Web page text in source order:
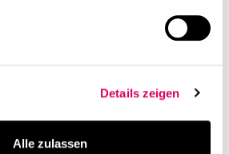
Details zeigen
Alle zulassen